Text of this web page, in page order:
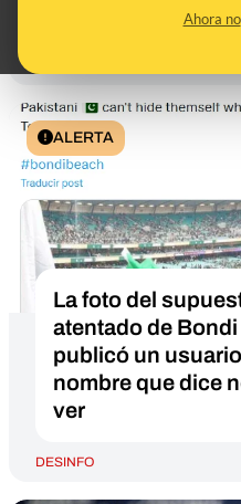
Ahora no
de una
ALERTA
La foto del
atentado de
publicó un
nombre que dice
ver
DESINFO